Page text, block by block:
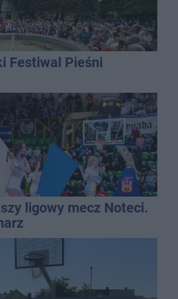
Festiwal Pieśni
ligowy mecz Noteci.